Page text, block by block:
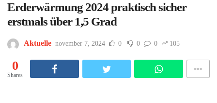
Erderwärmung 2024 praktisch sicher
erstmals über 1,5 Grad
Aktuelle november 7, 2024 0 0 0 105
0
Shares